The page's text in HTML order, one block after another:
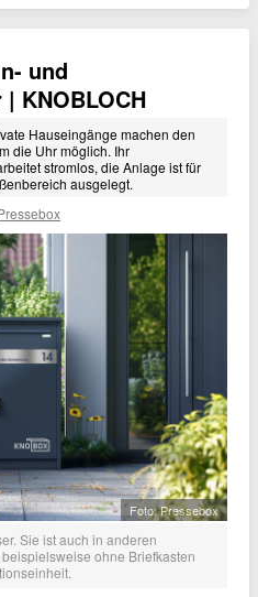
und
KNOBLOCH
Hauseingänge machen den
die Uhr möglich. Ihr
stromlos, die Anlage ist für
ausgelegt.
Foto: Pressebox
Sie ist auch in anderen
ohne Briefkasten